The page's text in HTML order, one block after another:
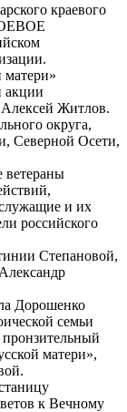
краевого
матери»
акции
Алексей Житлов.
округа,
Северной Осети,
ветераны
и их
российского
Степановой,
Дорошенко
семьи
матери»,
к Вечному